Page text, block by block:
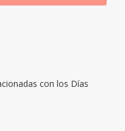
con los Días